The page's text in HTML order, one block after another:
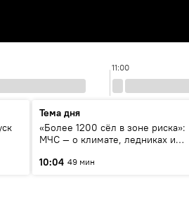
11:00
Тема дня
«Более 1200 сёл в зоне риска»:
МЧС — о климате, ледниках и
населения
10:04 49 мин